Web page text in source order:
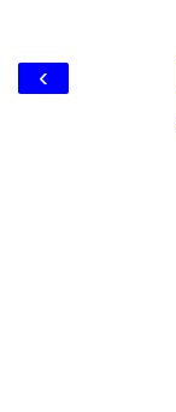
›